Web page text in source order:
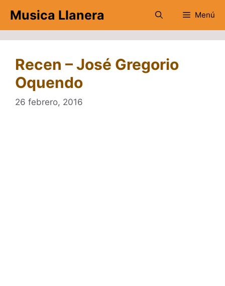
contenido
Musica Llanera Menú
Recen – José Gregorio
Oquendo
26 febrero, 2016